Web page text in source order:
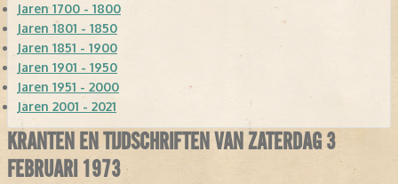
Jaren 1700 - 1800
Jaren 1801 - 1850
Jaren 1851 - 1900
Jaren 1901 - 1950
Jaren 1951 - 2000
Jaren 2001 - 2021
KRANTEN EN TIJDSCHRIFTEN VAN ZATERDAG 3
FEBRUARI 1973